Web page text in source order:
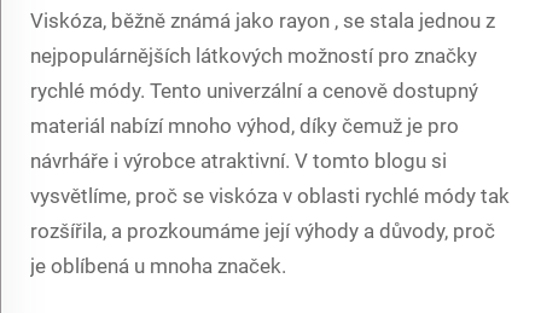
Viskóza, běžně známá jako rayon , se stala jednou z
nejpopulárnějších látkových možností pro značky
rychlé módy. Tento univerzální a cenově dostupný
materiál nabízí mnoho výhod, díky čemuž je pro
návrháře i výrobce atraktivní. V tomto blogu si
vysvětlíme, proč se viskóza v oblasti rychlé módy tak
rozšířila, a prozkoumáme její výhody a důvody, proč
je oblíbená u mnoha značek.